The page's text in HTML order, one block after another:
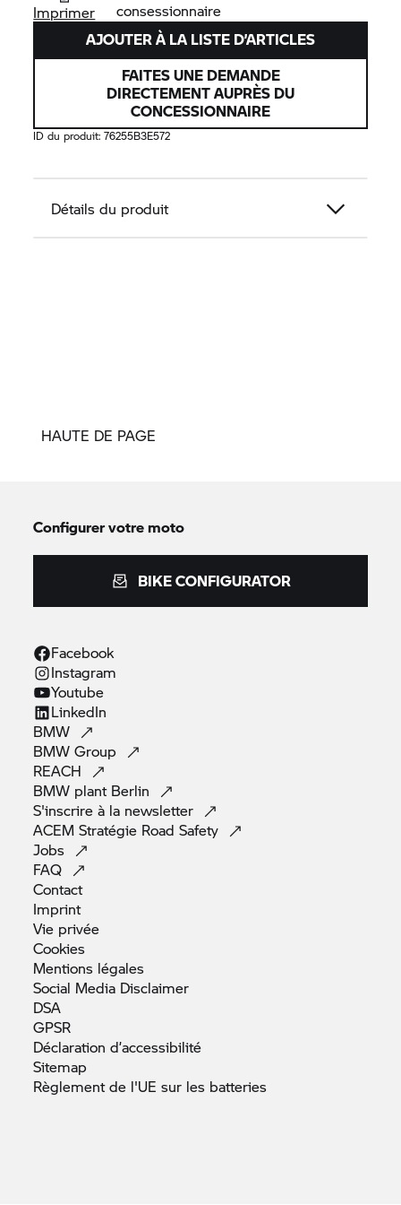
Imprimer
consessionnaire
AJOUTER À LA LISTE D’ARTICLES
FAITES UNE DEMANDE
DIRECTEMENT AUPRÈS DU
CONCESSIONNAIRE
ID du produit:76255B3E572
Détails du produit
HAUTE DE PAGE
Configurer votre moto
BIKE CONFIGURATOR
Facebook
Instagram
Youtube
LinkedIn
BMW
BMWGroup
REACH
BMW plant Berlin
S'inscrire à la newsletter
ACEM Stratégie RoadSafety
Jobs
FAQ
Contact
Imprint
Vie privée
Cookies
Mentions légales
Social Media Disclaimer
DSA
GPSR
Déclarationd’accessibilité
Sitemap
Règlement de l'UE sur les batteries